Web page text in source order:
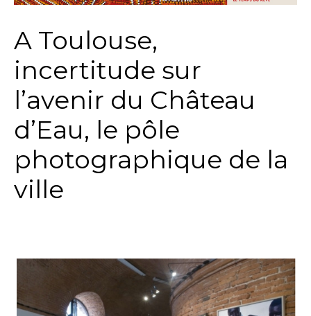
A Toulouse,
incertitude sur
l’avenir du Château
d’Eau, le pôle
photographique de la
ville